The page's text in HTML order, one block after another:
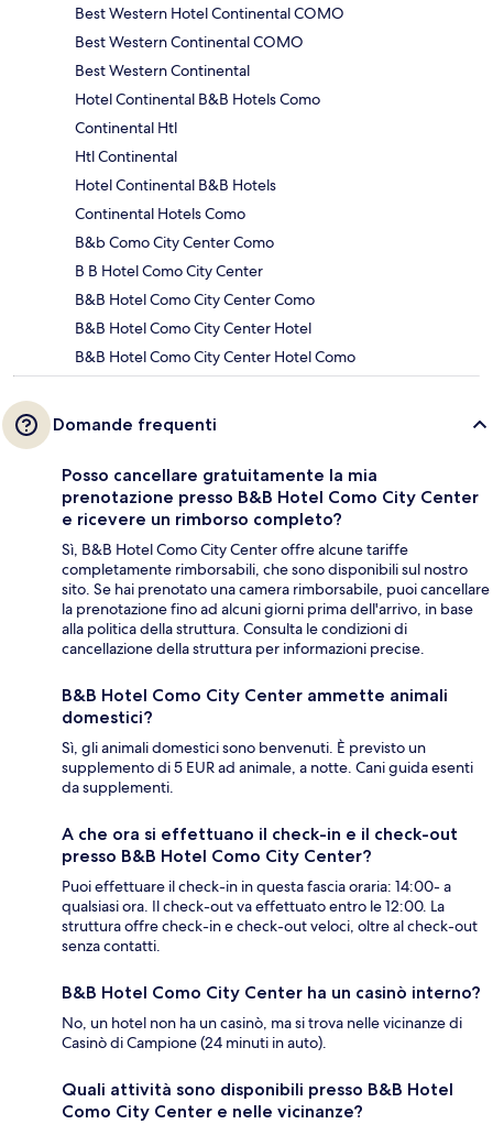
Best Western Hotel Continental COMO
Best Western Continental COMO
Best Western Continental
Hotel Continental B&B Hotels Como
Continental Htl
Htl Continental
Hotel Continental B&B Hotels
Continental Hotels Como
B&b Como City Center Como
B B Hotel Como City Center
B&B Hotel Como City Center Como
B&B Hotel Como City Center Hotel
B&B Hotel Como City Center Hotel Como
Domande frequenti
Posso cancellare gratuitamente la mia
prenotazione presso B&B Hotel Como City Center
e ricevere un rimborso completo?
Sì, B&B Hotel Como City Center offre alcune tariffe
completamente rimborsabili, che sono disponibili sul nostro
sito. Se hai prenotato una camera rimborsabile, puoi cancellare
la prenotazione fino ad alcuni giorni prima dell'arrivo, in base
alla politica della struttura. Consulta le condizioni di
cancellazione della struttura per informazioni precise.
B&B Hotel Como City Center ammette animali
domestici?
Sì, gli animali domestici sono benvenuti. È previsto un
supplemento di 5 EUR ad animale, a notte. Cani guida esenti
da supplementi.
A che ora si effettuano il check-in e il check-out
presso B&B Hotel Como City Center?
Puoi effettuare il check-in in questa fascia oraria: 14:00- a
qualsiasi ora. Il check-out va effettuato entro le 12:00. La
struttura offre check-in e check-out veloci, oltre al check-out
senza contatti.
B&B Hotel Como City Center ha un casinò interno?
No, un hotel non ha un casinò, ma si trova nelle vicinanze di
Casinò di Campione (24 minuti in auto).
Quali attività sono disponibili presso B&B Hotel
Como City Center e nelle vicinanze?